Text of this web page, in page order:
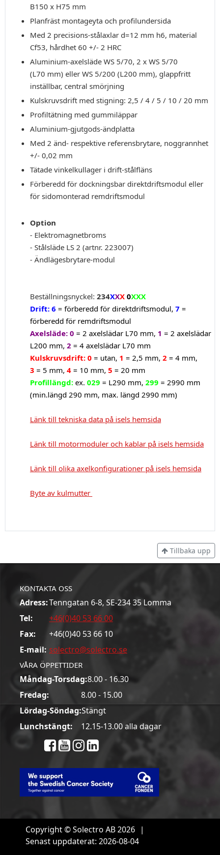
B150 x H75 mm
Planfräst montageyta och profilundersida
Med 2 precisions-stålaxlar d=12 mm h6, material
Cf53, hårdhet 60 +/- 2 HRC
Aluminium-axelsläde WS 5/70, 2 x WS 5/70
(L70 mm) eller WS 5/200 (L200 mm), glappfritt
inställbar, central smörjning
Kulskruvsdrift med stigning: 2,5 / 4 / 5 / 10 / 20 mm
Profiltätning med gummiläppar
Aluminium-gjutgods-ändplatta
Med 2 änd- respektive referensbrytare, noggrannhet
+/- 0,02 mm
Tätade vinkelkullager i drift-stålfläns
Förberedd för dockningsbar direktdriftsmodul eller
för sidomonterad remdriftsmodul
Option
- Elektromagnetbroms
- Stålsläde LS 2 (artnr. 223007)
- Ändlägesbrytare-modul
Beställningsnyckel: 234XXX 0XXX
Drift: 6 = förberedd för direktdriftsmodul, 7 =
förberedd för remdriftsmodul
Axelsläde: 0 = 2 axelslädar L70 mm, 1 = 2 axelslädar
L200 mm, 2 = 4 axelslädar L70 mm
Kulskruvsdrift: 0 = utan, 1 = 2,5 mm, 2 = 4 mm,
3 = 5 mm, 4 = 10 mm, 5 = 20 mm
Profillängd: ex. 029 = L290 mm, 299 = 2990 mm
(min.längd 290 mm, max. längd 2990 mm)
Länk till tekniska data på isels hemsida
Länk till motormoduler och kablar på isels hemsida
Länk till olika axelkonfigurationer på isels hemsida
Byte av kulmutter
Tillbaka upp
KONTAKTA OSS
Adress:Tenngatan 6-8, SE-234 35 Lomma
Tel:
+46(0)40 53 66 00
Fax:
+46(0)40 53 66 10
E-mail: solectro@solectro.se
VÅRA ÖPPETTIDER
Måndag-Torsdag:8.00 - 16.30
Fredag:
8.00 - 15.00
Lördag-Söndag:Stängt
Lunchstängt:
12.15-13.00 alla dagar
Copyright © Solectro AB 2026 |
Senast uppdaterat: 2026-08-04